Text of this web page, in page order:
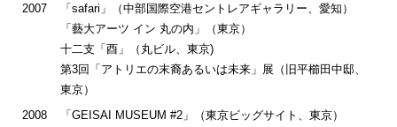
2007
「safari」（中部国際空港セントレアギャラリー、愛知）
「藝大アーツ イン 丸の内」（東京）
十二支「酉」（丸ビル、東京)
第3回「アトリエの末裔あるいは未来」展（旧平櫛田中邸、
東京）
2008
「GEISAI MUSEUM #2」（東京ビッグサイト、東京）